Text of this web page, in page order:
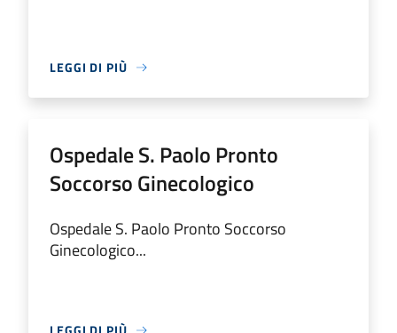
LEGGI DI PIÙ
Ospedale S. Paolo Pronto
Soccorso Ginecologico
Ospedale S. Paolo Pronto Soccorso
Ginecologico...